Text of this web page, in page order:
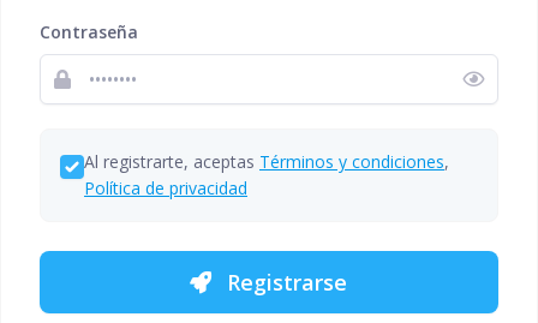
Contraseña
Al registrarte, aceptas Términos y condiciones,
Política de privacidad
Registrarse